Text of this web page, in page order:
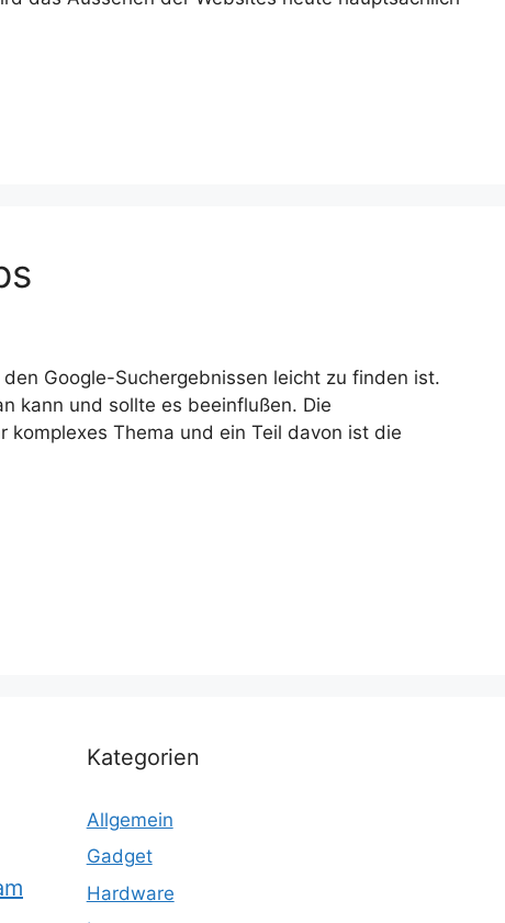
Google-Suchergebnissen leicht zu finden ist.
kann und sollte es beeinflußen. Die
komplexes Thema und ein Teil davon ist die
Kategorien
Allgemein
Gadget
Hardware